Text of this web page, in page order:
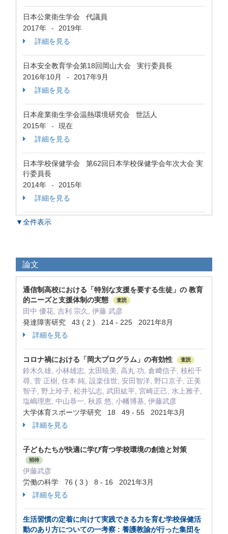
日本公衆衛生学会 代議員
2017年
-
2019年
詳細を見る
日本安全教育学会第18回岡山大会 実行委員長
2016年10月
-
2017年9月
詳細を見る
日本産業衛生学会温熱環境研究会 世話人
2015年
-
現在
詳細を見る
日本学校保健学会 第62回日本学校保健学会年次大会 実
行委員長
2014年
-
2015年
詳細を見る
▼全件表示
論文
通信制高校における「特別な支援を要する生徒」の 教育
的ニーズと支援体制の実態
査読
田中 優花, 吉利 宗久, 伊藤 武彦
発達障害研究 43 ( 2 ) 214 - 225 2021年8月
詳細を見る
コロナ禍における「岡大プログラム」の有効性 査読
鈴木久雄, 小林雄志, 太田暁美, 高丸 功, 倉﨑信子, 枝松千
尋, 菅 正樹, 住本 純, 設楽佳世, 安田智洋, 野口京子, 正美
智子, 野上玲子, 松井弘志, 武田紘平, 宮崎正己, 水上雅子,
塩嶋理恵, 中山恭一, 秋原 悠, 小幡博基, 伊藤武彦
大学体育スポーツ学研究 18 49 - 55 2021年3月
詳細を見る
子どもたちが快適に学び育つ学校環境の創造と対策
招待
伊藤武彦
労働の科学 76 ( 3 ) 8 - 16 2021年3月
詳細を見る
生活習慣の定着に向けて実践できる力を育む学校保健活
動のあり方についての一考察 : 養護教諭が行った集団を